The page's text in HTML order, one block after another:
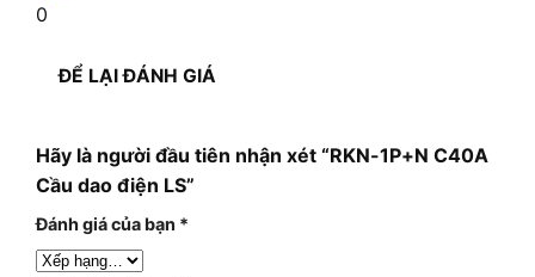
0
ĐỂ LẠI ĐÁNH GIÁ
Hãy là người đầu tiên nhận xét “RKN-1P+N C40A
Cầu dao điện LS”
Đánh giá của bạn *